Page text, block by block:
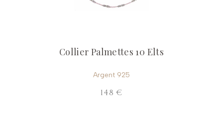
Collier Palmettes 10 Elts
Argent 925
148 €